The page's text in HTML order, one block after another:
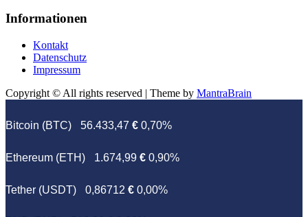
Informationen
Kontakt
Datenschutz
Impressum
Copyright © All rights reserved | Theme by MantraBrain
Bitcoin (BTC) 56.433,47 € 0,70%
Ethereum (ETH) 1.674,99 € 0,90%
Tether (USDT) 0,86712 € 0,00%